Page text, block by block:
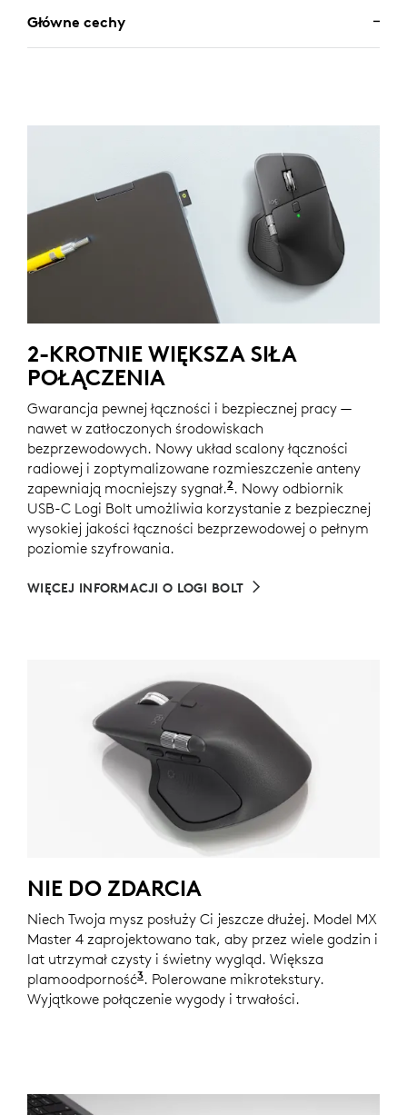
Główne cechy
2-KROTNIE WIĘKSZA SIŁA
POŁĄCZENIA
Gwarancja pewnej łączności i bezpiecznej pracy —
nawet w zatłoczonych środowiskach
bezprzewodowych. Nowy układ scalony łączności
radiowej i zoptymalizowane rozmieszczenie anteny
zapewniają mocniejszy sygnał.2 W porównaniu do
. Nowy odbiornik
USB-C Logi Bolt umożliwia korzystanie z bezpiecznej
wysokiej jakości łączności bezprzewodowej o pełnym
poziomie szyfrowania.
WIĘCEJ INFORMACJI O LOGI BOLT
NIE DO ZDARCIA
Niech Twoja mysz posłuży Ci jeszcze dłużej. Model MX
Master 4 zaprojektowano tak, aby przez wiele godzin i
lat utrzymał czysty i świetny wygląd. Większa
plamoodporność3W porównaniu do MX Master 3S for
. Polerowane mikrotekstury.
Wyjątkowe połączenie wygody i trwałości.